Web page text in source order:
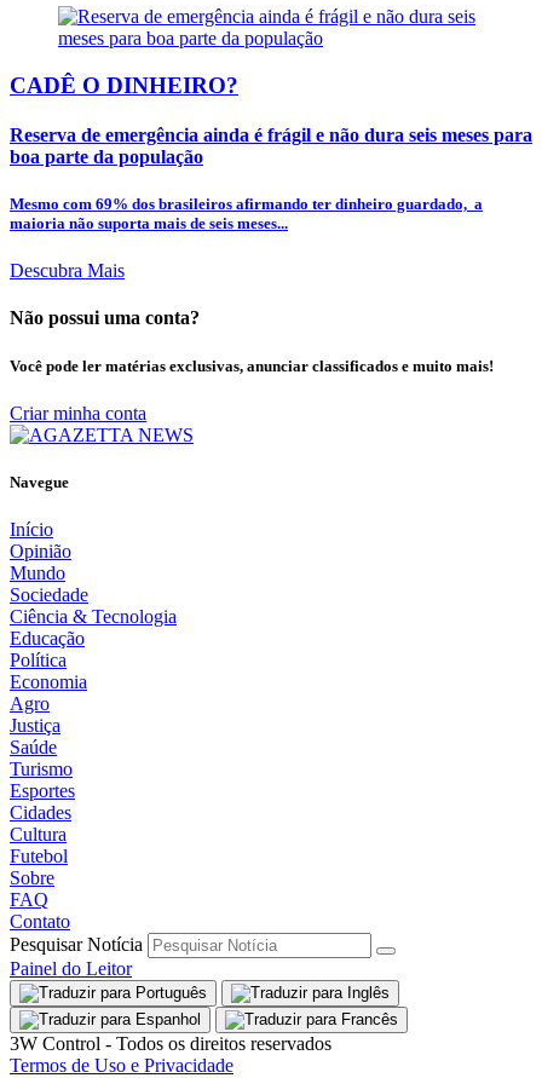
CADÊ O DINHEIRO?
Reserva de emergência ainda é frágil e não dura seis meses para
boa parte da população
Mesmo com 69% dos brasileiros afirmando ter dinheiro guardado, a
maioria não suporta mais de seis meses...
Descubra Mais
Não possui uma conta?
Você pode ler matérias exclusivas, anunciar classificados e muito mais!
Criar minha conta
Navegue
Início
Opinião
Mundo
Sociedade
Ciência & Tecnologia
Educação
Política
Economia
Agro
Justiça
Saúde
Turismo
Esportes
Cidades
Cultura
Futebol
Sobre
FAQ
Contato
Pesquisar Notícia
Painel do Leitor
3W Control - Todos os direitos reservados
Termos de Uso e Privacidade